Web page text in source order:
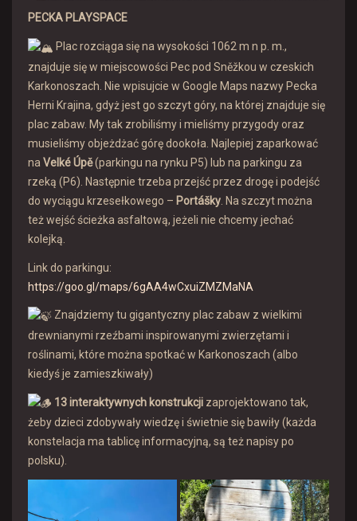
PECKA PLAYSPACE
Plac rozciąga się na wysokości 1062 m n p. m.,
znajduje się w miejscowości Pec pod Sněžkou w czeskich
Karkonoszach. Nie wpisujcie w Google Maps nazwy Pecka
Herni Krajina, gdyż jest go szczyt góry, na której znajduje się
plac zabaw. My tak zrobiliśmy i mieliśmy przygody oraz
musieliśmy objeżdżać górę dookoła. Najlepiej zaparkować
na Velké Úpě(parkingu na rynku P5) lub na parkingu za
rzeką (P6). Następnie trzeba przejść przez drogę i podejść
do wyciągu krzesełkowego – Portášky . Na szczyt można
też wejść ścieżka asfaltową, jeżeli nie chcemy jechać
kolejką.
Link do parkingu:
https://goo.gl/maps/6gAA4wCxuiZMZMaNA
Znajdziemy tu gigantyczny plac zabaw z wielkimi
drewnianymi rzeźbami inspirowanymi zwierzętami i
roślinami, które można spotkać w Karkonoszach (albo
kiedyś je zamieszkiwały)
13 interaktywnych konstrukcji zaprojektowano tak,
żeby dzieci zdobywały wiedzę i świetnie się bawiły (każda
konstelacja ma tablicę informacyjną, są też napisy po
polsku).